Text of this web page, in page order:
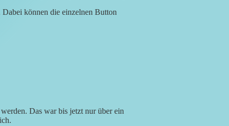
können die einzelnen Button
Das war bis jetzt nur über ein